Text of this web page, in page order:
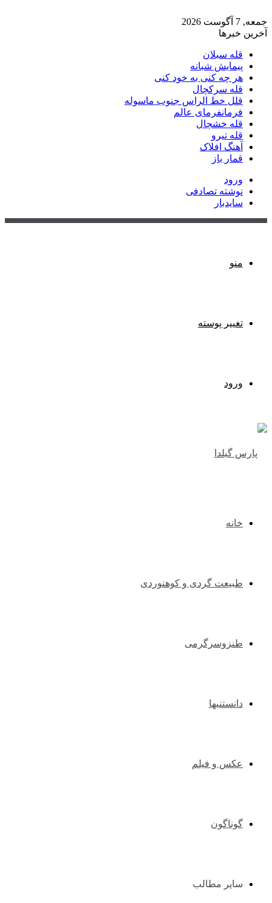
جمعه, 7 آگوست 2026
آخرین خبرها
قله سبلان
پیمایش شبانه
هر چه کنی به خود کنی
قله سرکچال
قلل خط الراس جنوب ماسوله
فرمانفرمای عالم
قله خشچال
قله تیرو
آهنگ افلاک
قمار باز
ورود
نوشته تصادفی
سایدبار
منو
تغییر پوسته
ورود
خانه
طبیعت گردی و کوهنوردی
طنزوسرگرمی
دانستنیها
عکس و فیلم
گوناگون
سایر مطالب